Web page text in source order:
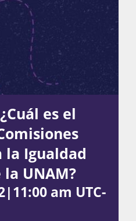
2027-1
es el
la Igualdad
UNAM?
am UTC-